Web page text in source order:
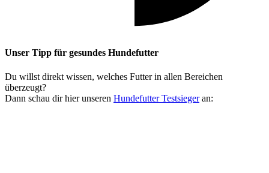
Unser Tipp für gesundes Hundefutter
Du willst direkt wissen, welches Futter in allen Bereichen
überzeugt?
Dann schau dir hier unseren Hundefutter Testsiegeran: